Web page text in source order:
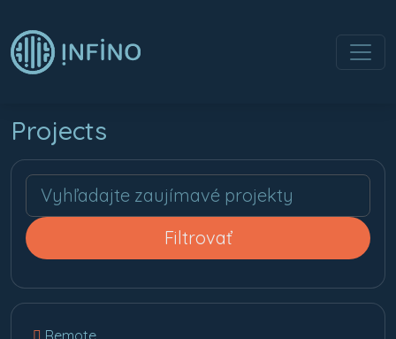
Projects
Remote
Hľadaj
Filtrovať